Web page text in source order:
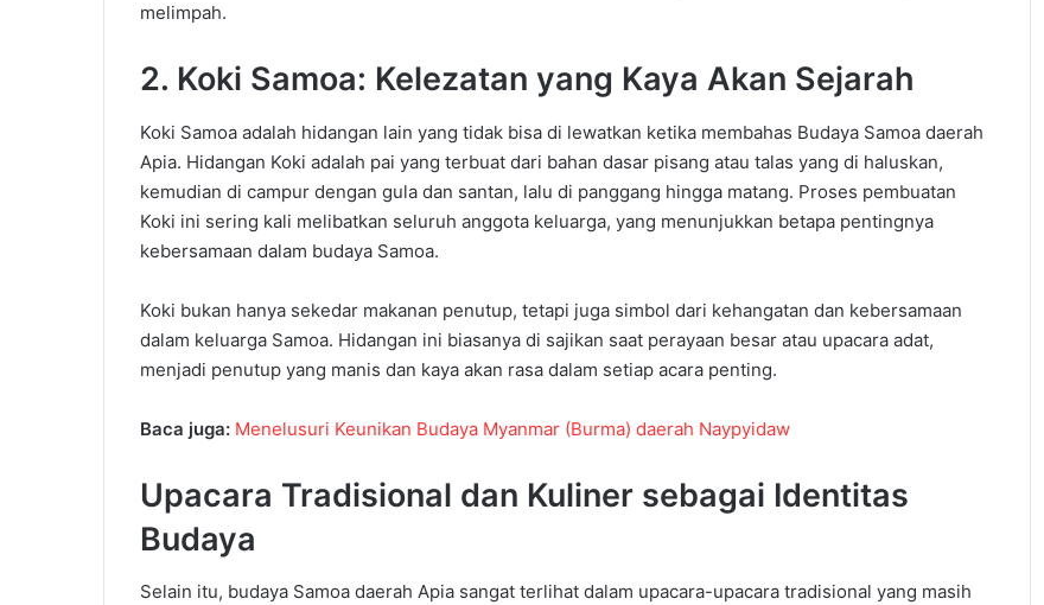
melimpah.
2. Koki Samoa: Kelezatan yang Kaya Akan Sejarah
Koki Samoa adalah hidangan lain yang tidak bisa di lewatkan ketika membahas Budaya Samoa daerah
Apia. Hidangan Koki adalah pai yang terbuat dari bahan dasar pisang atau talas yang di haluskan,
kemudian di campur dengan gula dan santan, lalu di panggang hingga matang. Proses pembuatan
Koki ini sering kali melibatkan seluruh anggota keluarga, yang menunjukkan betapa pentingnya
kebersamaan dalam budaya Samoa.
Koki bukan hanya sekedar makanan penutup, tetapi juga simbol dari kehangatan dan kebersamaan
dalam keluarga Samoa. Hidangan ini biasanya di sajikan saat perayaan besar atau upacara adat,
menjadi penutup yang manis dan kaya akan rasa dalam setiap acara penting.
Baca juga: Menelusuri Keunikan Budaya Myanmar (Burma) daerah Naypyidaw
Upacara Tradisional dan Kuliner sebagai Identitas
Budaya
Selain itu, budaya Samoa daerah Apia sangat terlihat dalam upacara-upacara tradisional yang masih